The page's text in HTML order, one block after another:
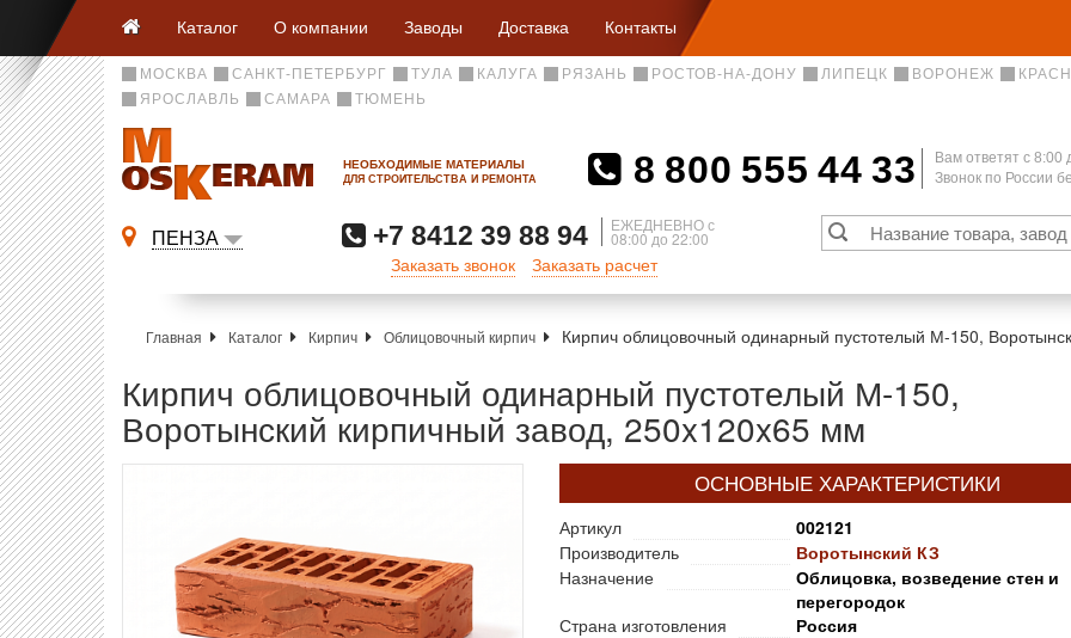
Каталог О компании Заводы Доставка Контакты
МОСКВА САНКТ-ПЕТЕРБУРГ ТУЛА КАЛУГА РЯЗАНЬ РОСТОВ-НА-ДОНУ ЛИПЕЦК ВОРОНЕЖ
ЯРОСЛАВЛЬ
САМАРА ТЮМЕНЬ
НЕОБХОДИМЫЕ МАТЕРИАЛЫ
ДЛЯ СТРОИТЕЛЬСТВА И РЕМОНТА 8 800 555 44 33
Вам ответят c 8:00
Звонок по России
ПЕНЗА +7 8412 39 88 94 ЕЖЕДНЕВНО с
08:00 до 22:00
Заказать звонок Заказать расчет
Главная Каталог Кирпич Облицовочный кирпич Кирпич облицовочный одинарный пустотелый М-150,
Кирпич облицовочный одинарный пустотелый М-150,
Воротынский кирпичный завод, 250x120x65 мм
ОСНОВНЫЕ ХАРАКТЕРИСТИКИ
Артикул
002121
Производитель
Воротынский КЗ
Назначение
Облицовка, возведение стен и
перегородок
Страна изготовления
Россия